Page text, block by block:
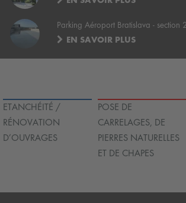
Parking Aéroport Bratislava - section
EN SAVOIR PLUS
ETANCHÉITÉ /
RÉNOVATION
D’OUVRAGES
POSE DE
CARRELAGES, DE
PIERRES NATURELLES
ET DE CHAPES